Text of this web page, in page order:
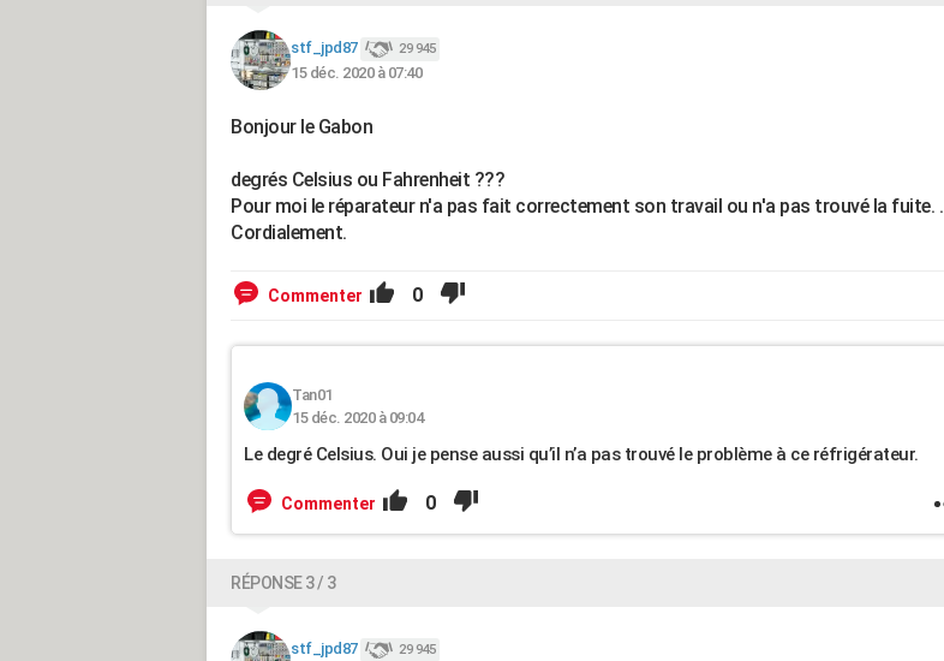
stf_jpd87 29 945
15 déc. 2020 à 07:40
Bonjour le Gabon
degrés Celsius ou Fahrenheit ???
Pour moi le réparateur n'a pas fait correctement son travail ou n'a pas trouvé la fuite. .
Cordialement.
Commenter 0
Tan01
15 déc. 2020 à 09:04
Le degré Celsius. Oui je pense aussi qu’il n’a pas trouvé le problème à ce réfrigérateur.
Commenter 0
RÉPONSE 3 / 3
stf_jpd87 29 945